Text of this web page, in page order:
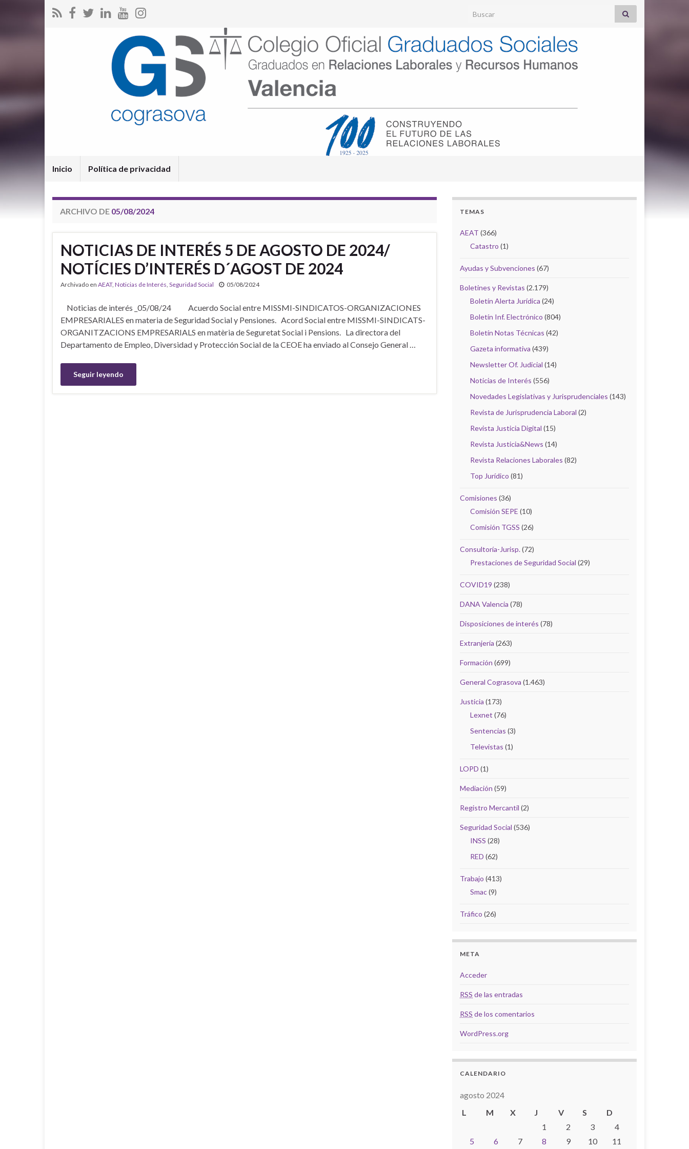
Search for:
Inicio Política de privacidad
ARCHIVO DE 05/08/2024
NOTICIAS DE INTERÉS 5 DE AGOSTO DE 2024/
NOTÍCIES D’INTERÉS D´AGOST DE 2024
Archivado en AEAT, Noticias de Interés, Seguridad Social 05/08/2024
Noticias de interés _05/08/24 Acuerdo Social entre MISSMI-SINDICATOS-ORGANIZACIONES
EMPRESARIALES en materia de Seguridad Social y Pensiones. Acord Social entre MISSMI-SINDICATS-
ORGANITZACIONS EMPRESARIALS en matèria de Seguretat Social i Pensions. La directora del
Departamento de Empleo, Diversidad y Protección Social de la CEOE ha enviado al Consejo General …
Seguir leyendo
TEMAS
AEAT (366)
Catastro (1)
Ayudas y Subvenciones (67)
Boletines y Revistas (2.179)
Boletín Alerta Jurídica (24)
Boletín Inf. Electrónico (804)
Boletín Notas Técnicas (42)
Gazeta informativa (439)
Newsletter Of. Judicial (14)
Noticias de Interés (556)
Novedades Legislativas y Jurisprudenciales (143)
Revista de Jurisprudencia Laboral (2)
Revista Justicia Digital (15)
Revista Justicia&News (14)
Revista Relaciones Laborales (82)
Top Jurídico (81)
Comisiones (36)
Comisión SEPE (10)
Comisión TGSS (26)
Consultoría-Jurisp.(72)
Prestaciones de Seguridad Social (29)
COVID19 (238)
DANA Valencia (78)
Disposiciones de interés (78)
Extranjería (263)
Formación (699)
General Cograsova (1.463)
Justicia (173)
Lexnet (76)
Sentencias (3)
Televistas (1)
LOPD (1)
Mediación (59)
Registro Mercantil (2)
Seguridad Social (536)
INSS (28)
RED (62)
Trabajo (413)
Smac(9)
Tráfico (26)
META
Acceder
RSS de las entradas
RSS de los comentarios
WordPress.org
CALENDARIO
agosto 2024
L
M X J V S
D
1
2 3
4
5
6 7 8 9 10 11